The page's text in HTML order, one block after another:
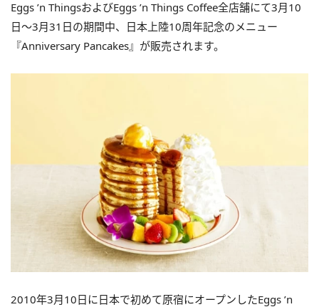
Eggs ’n ThingsおよびEggs ’n Things Coffee全店舗にて3月10
日～3月31日の期間中、日本上陸10周年記念のメニュー
『Anniversary Pancakes』が販売されます。
2010年3月10日に日本で初めて原宿にオープンしたEggs ’n